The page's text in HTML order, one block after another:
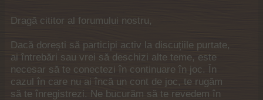
Dragă cititor al forumului nostru,
Dacă dorești să participi activ la discuțiile purtate,
ai întrebări sau vrei să deschizi alte teme, este
necesar să te conectezi în continuare în joc. În
cazul în care nu ai încă un cont de joc, te rugăm
să te înregistrezi. Ne bucurăm să te revedem în